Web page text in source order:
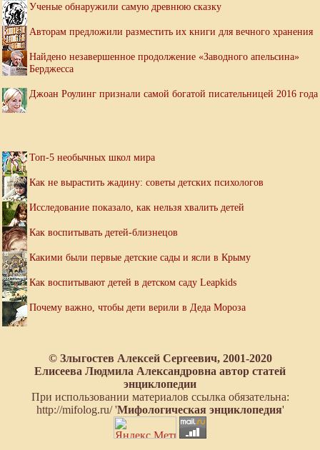
Ученые обнаружили самую древнюю сказку
Авторам предложили разместить их книги для вечного хранения
Найдено незавершенное продолжение «Заводного апельсина»
Берджесса
Джоан Роулинг признали самой богатой писательницей 2016 года
Топ-5 необычных школ мира
Как не вырастить жадину: советы детских психологов
Исследование показало, как нельзя хвалить детей
Как воспитывать детей-близнецов
Какими были первые детские сады и ясли в Крыму
Как воспитывают детей в детском саду Leapkids
Почему важно, чтобы дети верили в Деда Мороза
© Злыгостев Алексей Сергеевич, 2001-2020
Елисеева Людмила Александровна автор статей
энциклопедии
При использовании материалов ссылка обязательна:
http://mifolog.ru/ 'Мифологическая энциклопедия'